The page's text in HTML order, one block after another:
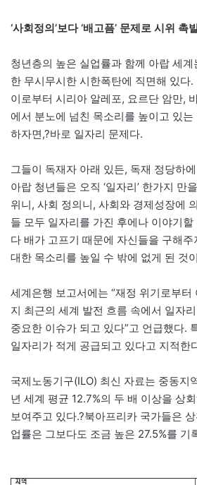
‘사회정의’보다 ‘배고픔’ 문제로 시위 촉
청년층의 높은 실업률과 함께 아랍 세
한 무시무시한 시한폭탄에 직면해 있다
이로부터 시리아 알레포, 요르단 암만,
에서 분노에 넘친 목소리를 높이고 있
하자면,?바로 일자리 문제다.
그들이 독재자 아래 있든, 독재 정당하
아랍 청년들은 오직 ‘일자리’ 한가지 만
위니, 사회 정의니, 사회와 경제성장에
들 모두 일자리를 가진 후에나 이야기
다 배가 고프기 때문에 자신들을 구해
대한 목소리를 높일 수 밖에 없게 된 것
세계은행 보고서에는 “재정 위기로부
지 최근의 세계 발전 흐름 속에서 일자
중요한 이슈가 되고 있다”고 언급했다.
일자리가 적게 공급되고 있다고 지적한
국제노동기구(ILO) 최신 자료는 중동지
년 세계 평균 12.7%의 두 배 이상을 상
보여주고 있다.?북아프리카 국가들은
업률은 그보다도 조금 높은 27.5%를 기